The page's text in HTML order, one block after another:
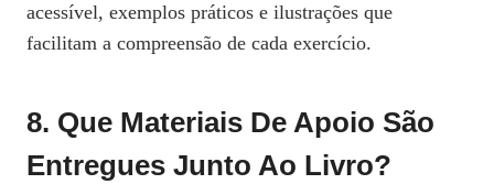
acessível, exemplos práticos e ilustrações que
facilitam a compreensão de cada exercício.
8. Que Materiais De Apoio São
Entregues Junto Ao Livro?